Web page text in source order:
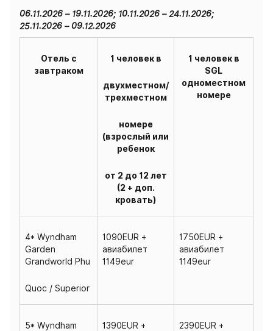
06.11.2026 – 19.11.2026; 10.11.2026 – 24.11.2026;
25.11.2026 – 09.12.2026
Отель с
завтраком
1 человек в
двухместном/
трехместном
номере
(взрослый или
ребенок
от 2 до 12 лет
(2 + доп.
кровать)
1 человек в
SGL
одноместном
номере
4* Wyndham
Garden
Grandworld Phu
Quoc / Superior
1090EUR +
авиабилет
1149eur
1750EUR +
авиабилет
1149eur
5* Wyndham
1390EUR +
2390EUR +